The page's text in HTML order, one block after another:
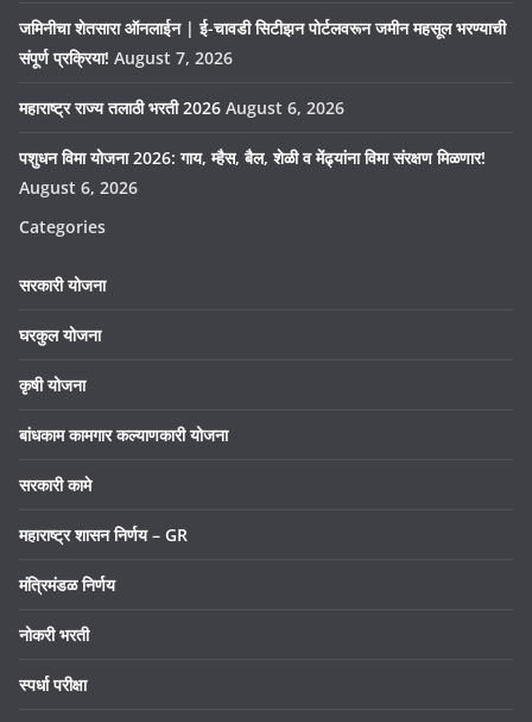
जमिनीचा शेतसारा ऑनलाईन | ई-चावडी सिटीझन पोर्टलवरून जमीन महसूल भरण्याची
संपूर्ण प्रक्रिया! August 7, 2026
महाराष्ट्र राज्य तलाठी भरती 2026 August 6, 2026
पशुधन विमा योजना 2026: गाय, म्हैस, बैल, शेळी व मेंढ्यांना विमा संरक्षण मिळणार!
August 6, 2026
Categories
सरकारी योजना
घरकुल योजना
कृषी योजना
बांधकाम कामगार कल्याणकारी योजना
सरकारी कामे
महाराष्ट्र शासन निर्णय – GR
मंत्रिमंडळ निर्णय
नोकरी भरती
स्पर्धा परीक्षा